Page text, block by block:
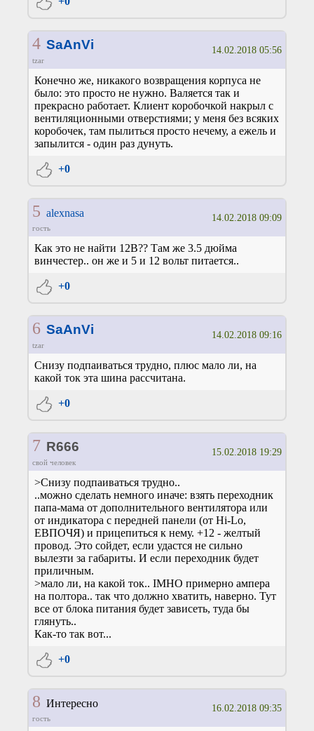
4 SaAnVi
tzar
14.02.2018 05:56
Конечно же, никакого возвращения корпуса не
было: это просто не нужно. Валяется так и
прекрасно работает. Клиент коробочкой накрыл с
вентиляционными отверстиями; у меня без всяких
коробочек, там пылиться просто нечему, а ежель и
запылится - один раз дунуть.
+0
5 alexnasa
гость
14.02.2018 09:09
Как это не найти 12В?? Там же 3.5 дюйма
винчестер.. он же и 5 и 12 вольт питается..
+0
6 SaAnVi
tzar
14.02.2018 09:16
Снизу подпаиваться трудно, плюс мало ли, на
какой ток эта шина рассчитана.
+0
7 R666
свой человек
15.02.2018 19:29
>Снизу подпаиваться трудно..
..можно сделать немного иначе: взять переходник
папа-мама от дополнительного вентилятора или
от индикатора с передней панели (от Hi-Lo,
ЕВПОЧЯ) и прицепиться к нему. +12 - желтый
провод. Это сойдет, если удастся не сильно
вылезти за габариты. И если переходник будет
приличным.
>мало ли, на какой ток.. IMHO примерно ампера
на полтора.. так что должно хватить, наверно. Тут
все от блока питания будет зависеть, туда бы
глянуть..
Как-то так вот...
+0
8 Интересно
гость
16.02.2018 09:35